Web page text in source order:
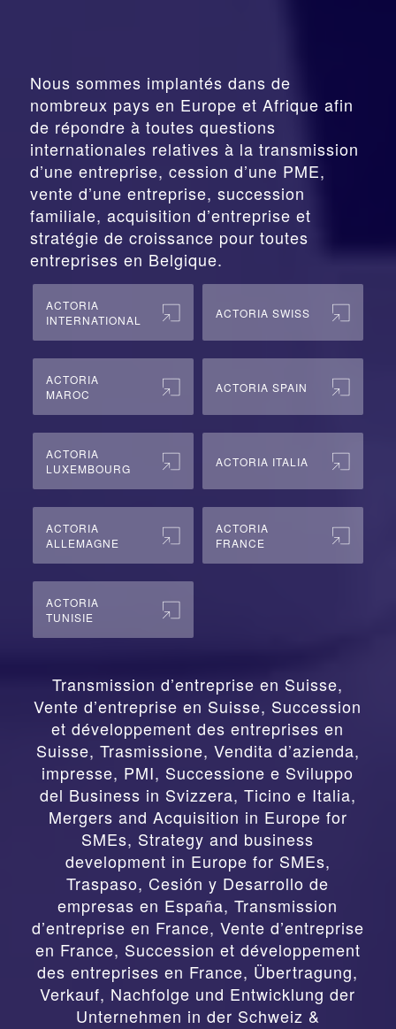
Nous sommes implantés dans de
nombreux pays en Europe et Afrique afin
de répondre à toutes questions
internationales relatives à la transmission
d’une entreprise, cession d’une PME,
vente d’une entreprise, succession
familiale, acquisition d’entreprise et
stratégie de croissance pour toutes
entreprises en Belgique.
ACTORIA
INTERNATIONAL
ACTORIA SWISS
ACTORIA
MAROC
ACTORIA SPAIN
ACTORIA
LUXEMBOURG
ACTORIA ITALIA
ACTORIA
ALLEMAGNE
ACTORIA
FRANCE
ACTORIA
TUNISIE
Transmission d’entreprise en Suisse,
Vente d’entreprise en Suisse, Succession
et développement des entreprises en
Suisse, Trasmissione, Vendita d’azienda,
impresse, PMI, Successione e Sviluppo
del Business in Svizzera, Ticino e Italia,
Mergers and Acquisition in Europe for
SMEs, Strategy and business
development in Europe for SMEs,
Traspaso, Cesión y Desarrollo de
empresas en España,Transmission
d’entreprise en France, Vente d’entreprise
en France, Succession et développement
des entreprises en France, Übertragung,
Verkauf, Nachfolge und Entwicklung der
Unternehmen in der Schweiz &